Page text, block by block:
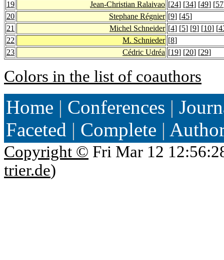
19
Jean-Christian Ralaivao [24] [34] [49] [57
20
Stephane Régnier [9] [45]
21
Michel Schneider [4] [5] [9] [10] [
22
M. Schnieder [8]
23
Cédric Udréa [19] [20] [29]
Colors in the list of coauthors
Home | Conferences |
Faceted | Complete |
Copyright © Fri Mar 12
trier.de)